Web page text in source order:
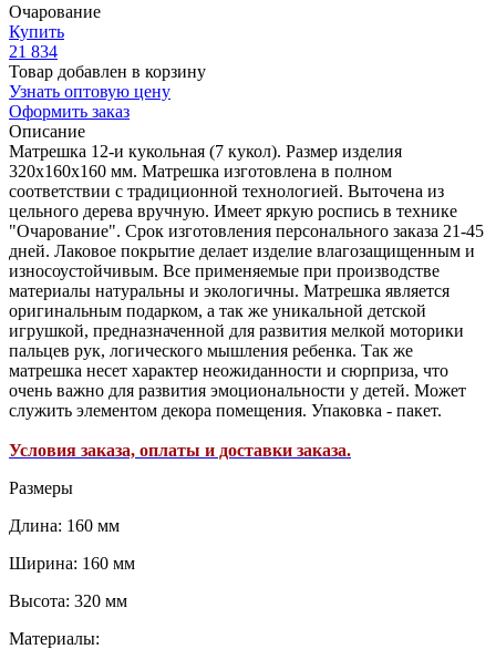
Очарование
Купить
21 834
Товар добавлен в корзину
Узнать оптовую цену
Оформить заказ
Описание
Матрешка 12-и кукольная (7 кукол). Размер изделия
320х160х160 мм. Матрешка изготовлена в полном
соответствии с традиционной технологией. Выточена из
цельного дерева вручную. Имеет яркую роспись в технике
"Очарование". Срок изготовления персонального заказа 21-45
дней. Лаковое покрытие делает изделие влагозащищенным и
износоустойчивым. Все применяемые при производстве
материалы натуральны и экологичны. Матрешка является
оригинальным подарком, а так же уникальной детской
игрушкой, предназначенной для развития мелкой моторики
пальцев рук, логического мышления ребенка. Так же
матрешка несет характер неожиданности и сюрприза, что
очень важно для развития эмоциональности у детей. Может
служить элементом декора помещения. Упаковка - пакет.
Условия заказа, оплаты и доставки заказа.
Размеры
Длина: 160 мм
Ширина: 160 мм
Высота: 320 мм
Материалы: